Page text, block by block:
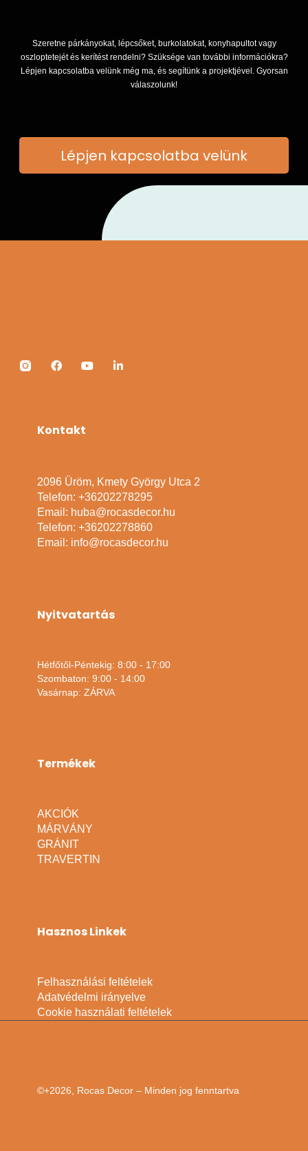
Szeretne párkányokat, lépcsőket, burkolatokat, konyhapultot vagy
oszloptetejét és kerítést rendelni? Szüksége van további információkra?
Lépjen kapcsolatba velünk még ma, és segítünk a projektjével. Gyorsan
válaszolunk!
Lépjen kapcsolatba velünk
Kontakt
2096 Üröm, Kmety György Utca 2
Telefon: +36202278295
Email: huba@rocasdecor.hu
Telefon: +36202278860
Email: info@rocasdecor.hu
Nyitvatartás
Hétfőtől-Péntekig: 8:00 - 17:00
Szombaton: 9:00 - 14:00
Vasárnap: ZÁRVA
Termékek
AKCIÓK
MÁRVÁNY
GRÁNIT
TRAVERTIN
Hasznos Linkek
Felhasználási feltételek
Adatvédelmi irányelve
Cookie használati feltételek
©+2026, Rocas Decor – Minden jog fenntartva